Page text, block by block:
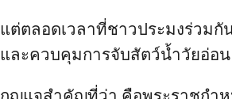
แต่ตลอดเวลาที่ชาวประมงร่วม
และควบคุมการจับสัตว์น้ำวัยอ่อ